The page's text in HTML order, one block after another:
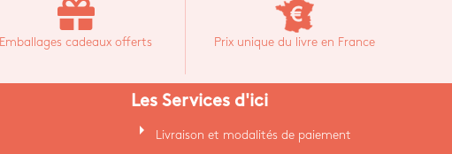
Emballages cadeaux offerts Prix unique du livre en France
Les Services d'ici
arrow_right Livraison et modalités de paiement